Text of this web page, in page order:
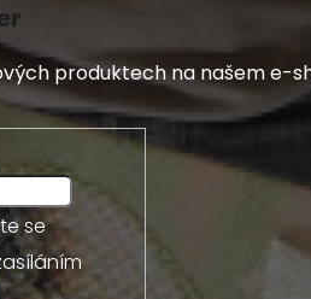
produktech na našem e-
se